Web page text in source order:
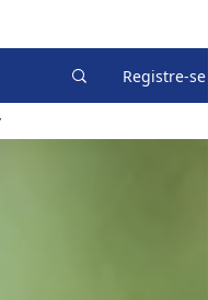
Registre-se